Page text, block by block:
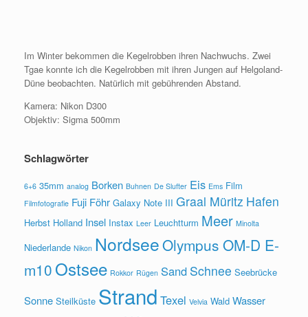
Im Winter bekommen die Kegelrobben ihren Nachwuchs. Zwei
Tgae konnte ich die Kegelrobben mit ihren Jungen auf Helgoland-
Düne beobachten. Natürlich mit gebührenden Abstand.
Kamera: Nikon D300
Objektiv: Sigma 500mm
Schlagwörter
6+6 35mm analog Borken Buhnen De Slufter Eis Ems Film
Filmfotografie Fuji Föhr Galaxy Note III Graal Müritz Hafen
Herbst Holland Insel Instax Leer Leuchtturm Meer Minolta
Niederlande Nikon NordseeOlympus OM-D E-
m10 Ostsee Rokkor Rügen Sand Schnee Seebrücke
Sonne Steilküste Strand Texel Velvia Wald Wasser